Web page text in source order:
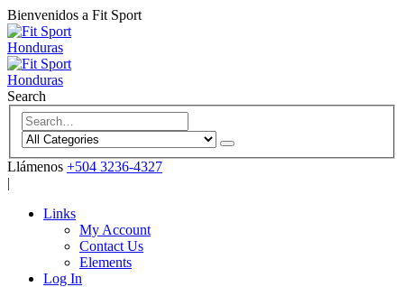
Bienvenidos a Fit Sport
Search
Llámenos +504 3236-4327
|
Links
My Account
Contact Us
Elements
Log In